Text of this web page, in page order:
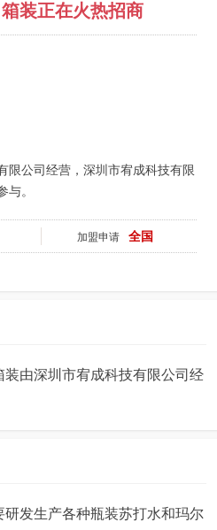
装正在火热招商
限公司经营，深圳市宥成科技有限
。
加盟申请 全国
由深圳市宥成科技有限公司经
发生产各种瓶装苏打水和玛尔